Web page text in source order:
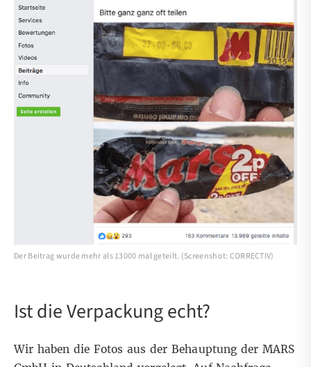
Der Beitrag wurde mehr als 13000 mal geteilt. (Screenshot: CORRECTIV)
Ist die Verpackung echt?
Wir haben die Fotos aus der Behauptung der MARS